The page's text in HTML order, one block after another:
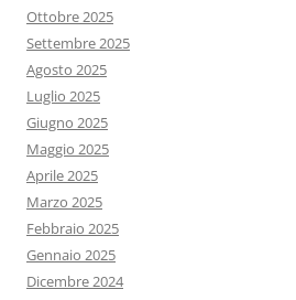
Ottobre 2025
Settembre 2025
Agosto 2025
Luglio 2025
Giugno 2025
Maggio 2025
Aprile 2025
Marzo 2025
Febbraio 2025
Gennaio 2025
Dicembre 2024